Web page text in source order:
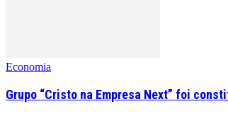
Economia
Grupo “Cristo na Empresa Next” foi